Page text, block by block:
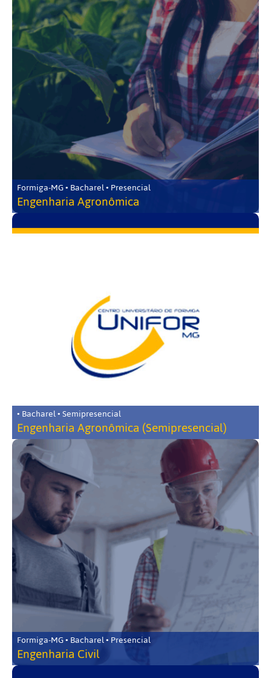
Formiga-MG • Bacharel • Presencial
Engenharia Agronômica
• Bacharel • Semipresencial
Engenharia Agronômica (Semipresencial)
Formiga-MG • Bacharel • Presencial
Engenharia Civil